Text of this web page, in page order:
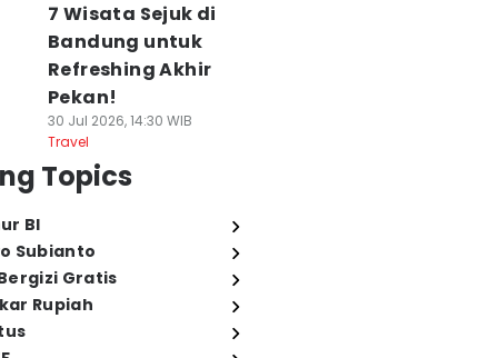
7 Wisata Sejuk di
Bandung untuk
Refreshing Akhir
Pekan!
30 Jul 2026, 14:30 WIB
Travel
Topics
BI
Subianto
Gratis
Rupiah